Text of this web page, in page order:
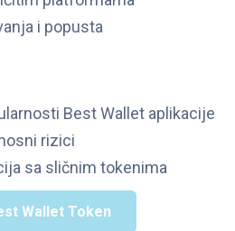
i popusta
Best Wallet aplikacije
rizici
sa sličnim tokenima
Wallet Token